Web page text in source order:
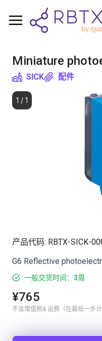
Miniature
SICK 配件
1 / 1
产品代码: RBTX-SICK-
G6 Reflective
一般交货时间：3周
¥765
不含增值税& 运费（在最后一步计
购物车